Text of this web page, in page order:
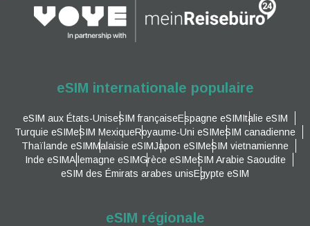
eSIM internationale populaire
eSIM aux États-UniseSIM françaiseEspagne eSIMItalie eSIM
Turquie eSIMeSIM MexiqueRoyaume-Uni eSIMeSIM canadienne
Thaïlande eSIMMalaisie eSIMJapon eSIMeSIM vietnamienne
Inde eSIMAllemagne eSIMGrèce eSIMeSIM Arabie Saoudite
eSIM des Émirats arabes unisEgypte eSIM
eSIM régionale